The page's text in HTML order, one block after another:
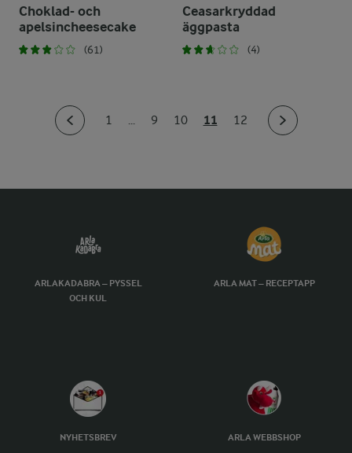
Choklad- och
apelsincheesecake
(61)
Ceasarkryddad
äggpasta
(4)
1 ... 9 10 11 12
ARLAKADABRA – PYSSEL
OCH KUL
ARLA MAT – RECEPTAPP
NYHETSBREV ARLA WEBBSHOP